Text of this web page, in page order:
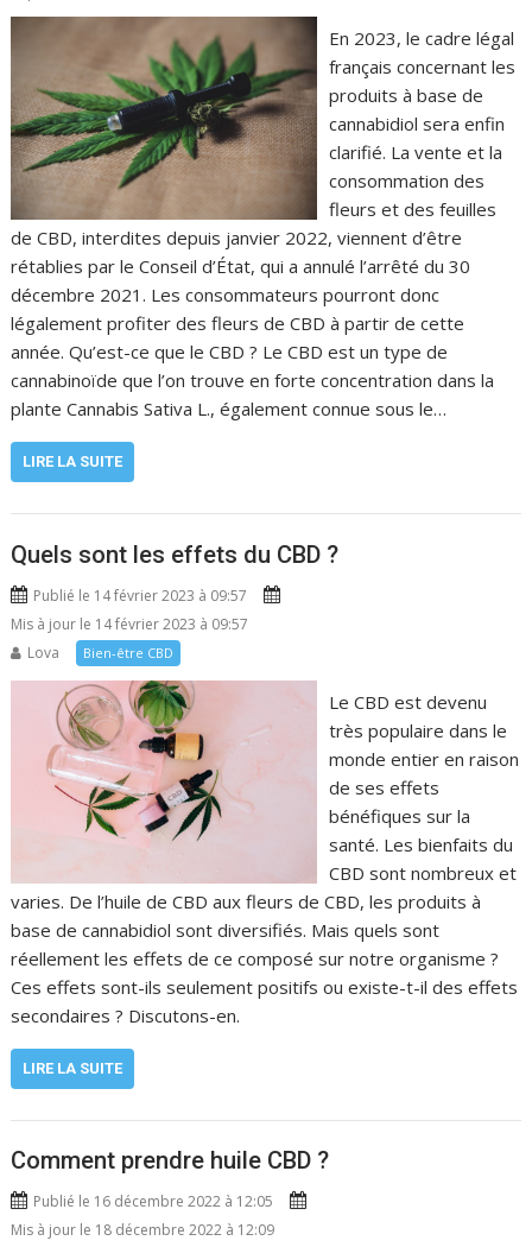
En 2023, le cadre légal
français concernant les
produits à base de
cannabidiol sera enfin
clarifié. La vente et la
consommation des
fleurs et des feuilles
de CBD, interdites depuis janvier 2022, viennent d’être
rétablies par le Conseil d’État, qui a annulé l’arrêté du 30
décembre 2021. Les consommateurs pourront donc
légalement profiter des fleurs de CBD à partir de cette
année. Qu’est-ce que le CBD ? Le CBD est un type de
cannabinoïde que l’on trouve en forte concentration dans la
plante Cannabis Sativa L., également connue sous le…
LIRE LA SUITE
Quels sont les effets du CBD ?
Publié le 14 février 2023 à 09:57
Mis à jour le 14 février 2023 à 09:57
Lova
Bien-être CBD
Le CBD est devenu
très populaire dans le
monde entier en raison
de ses effets
bénéfiques sur la
santé. Les bienfaits du
CBD sont nombreux et
varies. De l’huile de CBD aux fleurs de CBD, les produits à
base de cannabidiol sont diversifiés. Mais quels sont
réellement les effets de ce composé sur notre organisme ?
Ces effets sont-ils seulement positifs ou existe-t-il des effets
secondaires ? Discutons-en.
LIRE LA SUITE
Comment prendre huile CBD ?
Publié le 16 décembre 2022 à 12:05
Mis à jour le 18 décembre 2022 à 12:09